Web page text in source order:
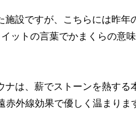
設ですが、こちらには昨年
ットの言葉でかまくらの意
は、薪でストーンを熱する
外線効果で優しく温まりま